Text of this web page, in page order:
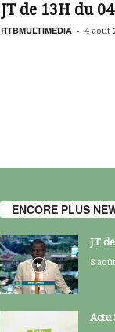
JT de 13H du
RTBMULTIMEDIA - 4 août
ENCORE PLUS
JT
8
Actu